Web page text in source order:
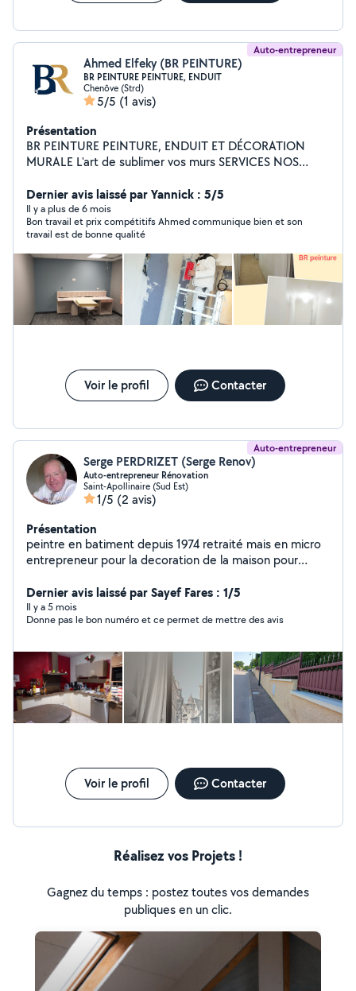
Auto-entrepreneur
Ahmed Elfeky (BR PEINTURE)
BR PEINTURE PEINTURE, ENDUIT
Chenôve (Strd)
5/5 (1 avis)
Présentation
BR PEINTURE PEINTURE, ENDUIT ET DÉCORATION
MURALE L'art de sublimer vos murs SERVICES NOS
finitions soignées pour un rendu parfait. ENDUIT Enduit
de lissage, rebouchage, ratissage et préparation des
supports. DÉCORATION MURALE Effets décoratifs,
matières, béton ciré, tadelakt, stuc et plus encore.
Dernier avis laissé par Yannick : 5/5
Il y a plus de 6 mois
Bon travail et prix compétitifs Ahmed communique bien et son
travail est de bonne qualité
Voir le profil Contacter
Auto-entrepreneur
Serge PERDRIZET (Serge Renov)
Auto-entrepreneur Rénovation
Saint-Apollinaire (Sud Est)
1/5 (2 avis)
Présentation
peintre en batiment depuis 1974 retraité mais en micro
entrepreneur pour la decoration de la maison pour
vos projets de travaux de rénovation SERGE RENOV A
VOTRE SERVICE
Dernier avis laissé par Sayef Fares : 1/5
Il y a 5 mois
Donne pas le bon numéro et ce permet de mettre des avis
Voir le profil Contacter
Réalisez vos Projets !
Gagnez du temps : postez toutes vos demandes
publiques en un clic.